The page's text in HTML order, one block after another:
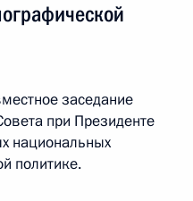
заседание
при Президенте
национальных
политике.